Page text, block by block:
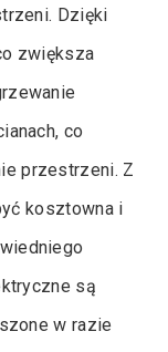
Dzięki
zwiększa
co
przestrzeni. Z
kosztowna i
są
w razie